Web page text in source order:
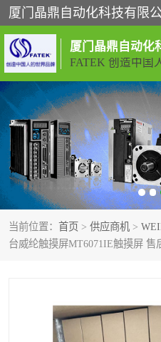
厦门晶鼎自动化
FATEK 创造中国
当前位置： 首页 > 供应商机 >
台威纶触摸屏MT6071IE触摸屏 售
闽台永宏PLC
正弦变频器正弦伺服
ABB电流开关
丹佛斯变频器